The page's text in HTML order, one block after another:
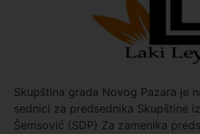
Skupština grada Novog Pazara je
sednici za predsednika Skupštine
Šemsović (SDP) Za zamenika